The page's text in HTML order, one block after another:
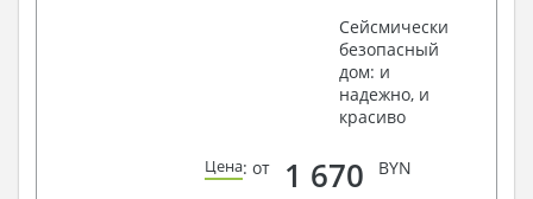
Сейсмически
безопасный
дом: и
надежно, и
красиво
Цена: от 1 670 BYN